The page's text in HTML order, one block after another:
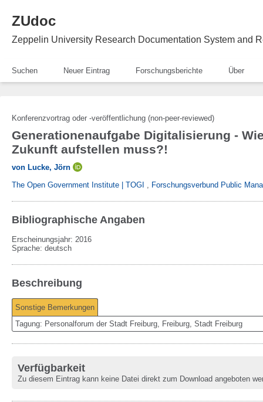
ZUdoc
Zeppelin University Research Documentation System and
Suchen Neuer Eintrag Forschungsberichte Über
Konferenzvortrag oder -veröffentlichung (non-peer-reviewed)
Generationenaufgabe Digitalisierung -
Zukunft aufstellen muss?!
von Lucke, Jörn
The Open Government Institute | TOGI , Forschungsverbund Public
Bibliographische Angaben
Erscheinungsjahr: 2016
Sprache: deutsch
Beschreibung
Sonstige Bemerkungen
Tagung: Personalforum der Stadt Freiburg, Freiburg, Stadt Freiburg
Verfügbarkeit
Zu diesem Eintrag kann keine Datei direkt zum Download angeboten